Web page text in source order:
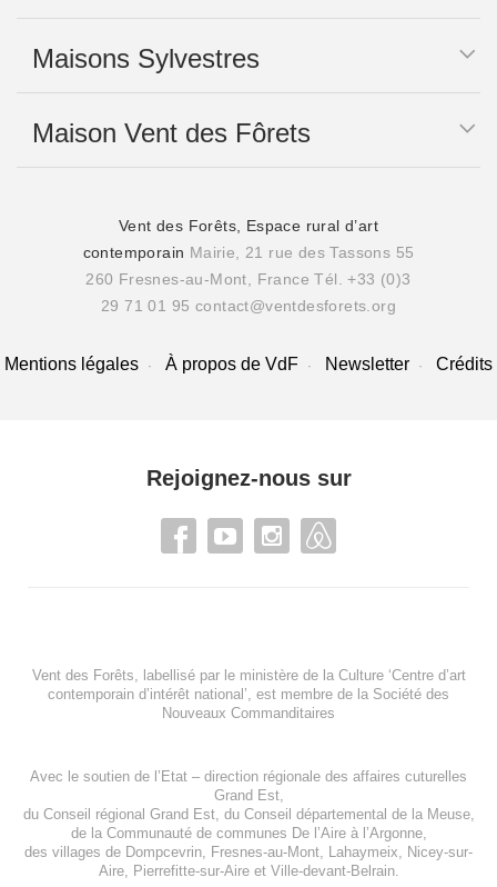
Maisons Sylvestres
Maison Vent des Fôrets
Vent des Forêts, Espace rural d’art
contemporain Mairie, 21 rue des Tassons 55
260 Fresnes-au-Mont, France Tél. +33 (0)3
29 71 01 95 contact@ventdesforets.org
Mentions légales À propos de VdF Newsletter Crédits
Rejoignez-nous sur
Vent des Forêts, labellisé par le ministère de la Culture ‘Centre d’art
contemporain d’intérêt national’, est membre de la Société des
Nouveaux Commanditaires
Avec le soutien de l’Etat – direction régionale des affaires cuturelles
Grand Est,
du Conseil régional Grand Est, du Conseil départemental de la Meuse,
de la Communauté de communes De l’Aire à l’Argonne,
des villages de Dompcevrin Fresnes-au-Mont Lahaymeix
Nicey-sur-
Aire, Pierrefitte-sur-Aireet Ville-devant-Belrain.